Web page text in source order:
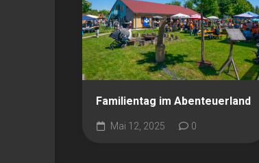
Familientag im Abenteuerland
Mai 12, 2025 0